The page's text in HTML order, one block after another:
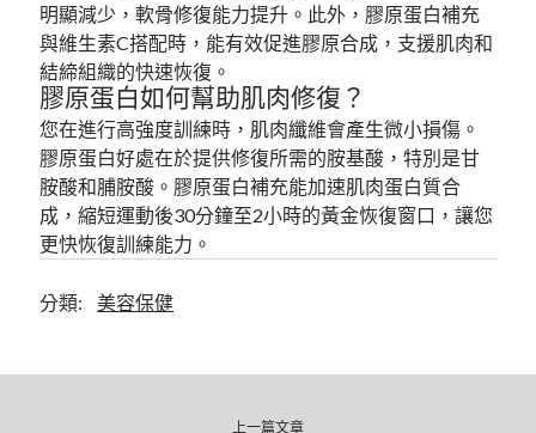
明顯減少，軟骨修復能力提升。此外，膠原蛋白補充
與維生素C搭配時，能有效促進膠原合成，支援肌肉和
結締組織的快速恢復。
膠原蛋白如何幫助肌肉修復？
您在進行高強度訓練時，肌肉纖維會產生微小損傷。
膠原蛋白好處在於提供修復所需的胺基酸，特別是甘
胺酸和脯胺酸。膠原蛋白補充能加速肌肉蛋白質合
成，縮短運動後30分鐘至2小時的黃金恢復窗口，讓您
更快恢復訓練能力。
分類: 美容保健
上一篇文章